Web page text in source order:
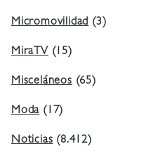
Micromovilidad(3)
MiraTV(15)
Misceláneos(65)
Moda(17)
Noticias(8.412)